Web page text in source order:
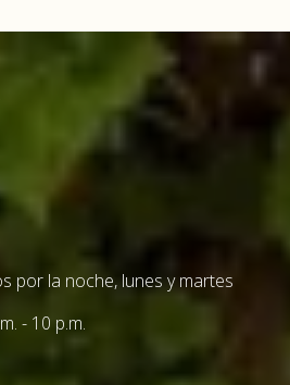
por la noche, lunes y martes
- 10 p.m.